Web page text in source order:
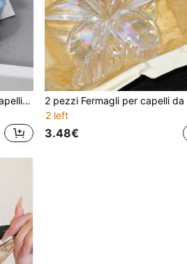
3 pezzi Grandi fermagli per capelli in acrilico con effetto sfumato a forma di fiore, design semplice ed elegante, adatti per acconciature raccolte, casual o da viaggio, fermagli a forma di fiore
2 left
3.48€